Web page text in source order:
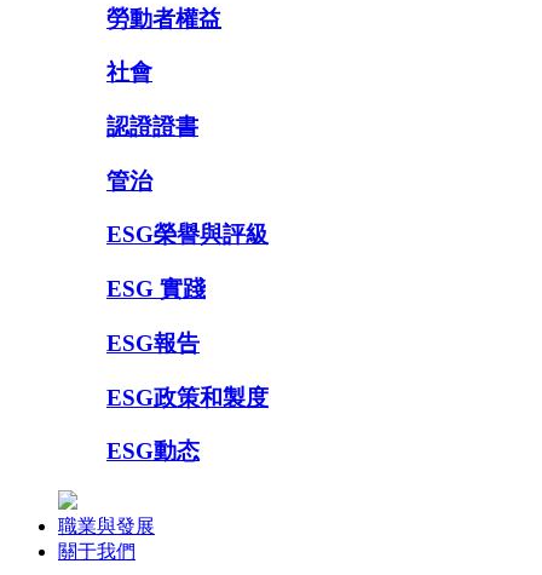
勞動者權益
社會
認證證書
管治
ESG榮譽與評級
ESG 實踐
ESG報告
ESG政策和製度
ESG動态
職業與發展
關于我們